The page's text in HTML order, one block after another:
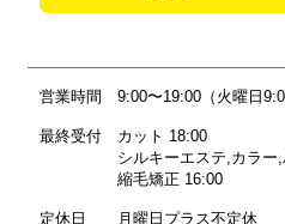
営業時間 9:00〜19:00（火曜日
最終受付
カット 18:00
シルキーエステ,カラー
縮毛矯正 16:00
定休日 月曜日プラス不定休